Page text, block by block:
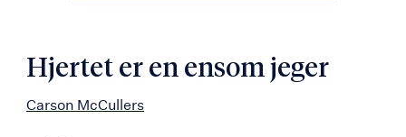
Hjertet er en ensom jeger
Carson McCullers